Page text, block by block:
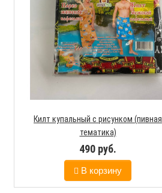
Килт купальный с рисунком (пивная
тематика)
490 руб.
В корзину